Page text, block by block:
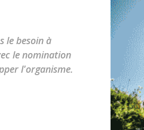
le besoin à
le nomination
l'organisme.